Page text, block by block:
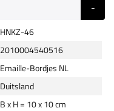
HNKZ-46
2010004540516
Emaille-Bordjes NL
Duitsland
B x H = 10 x 10 cm